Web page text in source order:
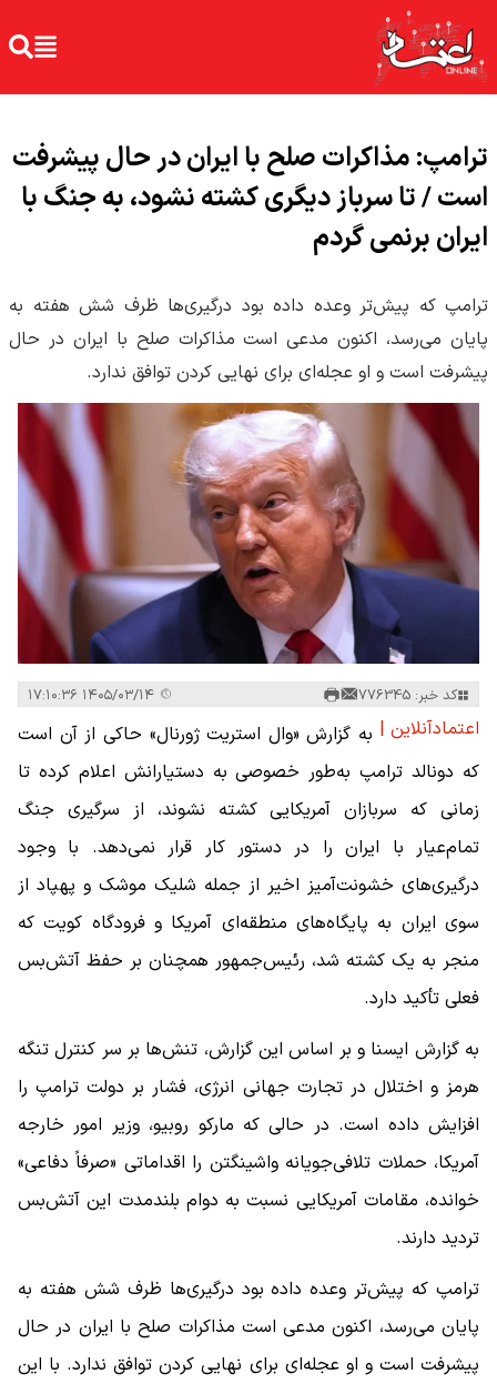
ترامپ: مذاکرات صلح با ایران در حال پیشرفت
است / تا سرباز دیگری کشته نشود، به جنگ با
ایران برنمی گردم
ترامپ که پیش‌تر وعده داده بود درگیری‌ها ظرف شش هفته به
پایان می‌رسد، اکنون مدعی است مذاکرات صلح با ایران در حال
پیشرفت است و او عجله‌ای برای نهایی کردن توافق ندارد.
کد خبر: 776345
اعتمادآنلاین | به گزارش «وال استریت ژورنال» حاکی از آن است
که دونالد ترامپ به‌طور خصوصی به دستیارانش اعلام کرده تا
زمانی که سربازان آمریکایی کشته نشوند، از سرگیری جنگ
تمام‌عیار با ایران را در دستور کار قرار نمی‌دهد. با وجود
درگیری‌های خشونت‌آمیز اخیر از جمله شلیک موشک و پهپاد از
سوی ایران به پایگاه‌های منطقه‌ای آمریکا و فرودگاه کویت که
منجر به یک کشته شد، رئیس‌جمهور همچنان بر حفظ آتش‌بس
فعلی تأکید دارد.
به گزارش ایسنا و بر اساس این گزارش، تنش‌ها بر سر کنترل تنگه
هرمز و اختلال در تجارت جهانی انرژی، فشار بر دولت ترامپ را
افزایش داده است. در حالی که مارکو روبیو، وزیر امور خارجه
آمریکا، حملات تلافی‌جویانه واشینگتن را اقداماتی «صرفاً دفاعی»
خوانده، مقامات آمریکایی نسبت به دوام بلندمدت این آتش‌بس
تردید دارند.
ترامپ که پیش‌تر وعده داده بود درگیری‌ها ظرف شش هفته به
پایان می‌رسد، اکنون مدعی است مذاکرات صلح با ایران در حال
پیشرفت است و او عجله‌ای برای نهایی کردن توافق ندارد. با این